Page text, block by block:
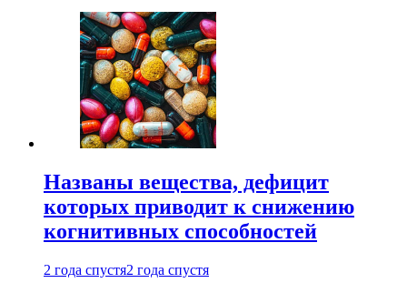
Названы вещества, дефицит
которых приводит к снижению
когнитивных способностей
2 года спустя2 года спустя